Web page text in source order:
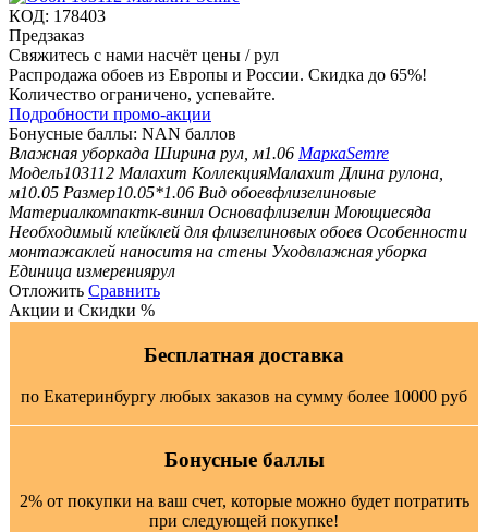
КОД: 178403
Предзаказ
Свяжитесь с нами насчёт цены / рул
Распродажа обоев из Европы и России. Скидка до 65%!
Количество ограничено, успевайте.
Подробности промо-акции
Бонусные баллы: NAN баллов
Влажная уборкада Ширина рул, м1.06 МаркаSemre
Модель103112 Малахит КоллекцияМалахит Длина рулона,
м10.05 Размер10.05*1.06 Вид обоевфлизелиновые
Материалкомпактк-винил Основафлизелин Моющиесяда
Необходимый клейклей для флизелиновых обоев Особенности
монтажаклей наноситя на стены Уходвлажная уборка
Единица измерениярул
Отложить Сравнить
Акции и Скидки %
Бесплатная доставка
по Екатеринбургу любых заказов на сумму более 10000 руб
Бонусные баллы
2% от покупки на ваш счет, которые можно будет потратить
при следующей покупке!